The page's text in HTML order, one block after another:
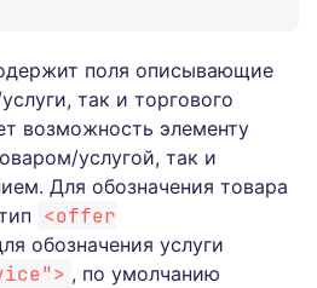
поля описывающие
так и торгового
возможность элементу
услугой, так и
Для обозначения товара
<offer
обозначения услуги
, по умолчанию